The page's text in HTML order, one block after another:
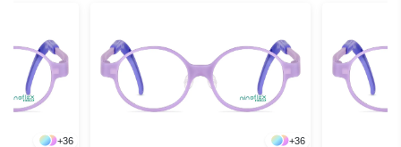
+36 +36